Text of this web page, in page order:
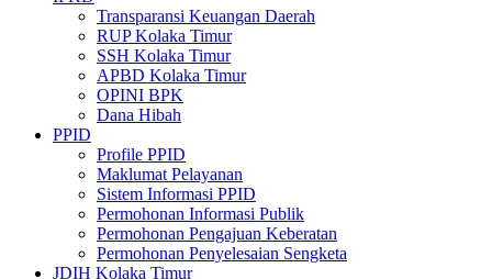
Transparansi Keuangan Daerah
RUP Kolaka Timur
SSH Kolaka Timur
APBD Kolaka Timur
OPINI BPK
Dana Hibah
PPID
Profile PPID
Maklumat Pelayanan
Sistem Informasi PPID
Permohonan Informasi Publik
Permohonan Pengajuan Keberatan
Permohonan Penyelesaian Sengketa
JDIH Kolaka Timur